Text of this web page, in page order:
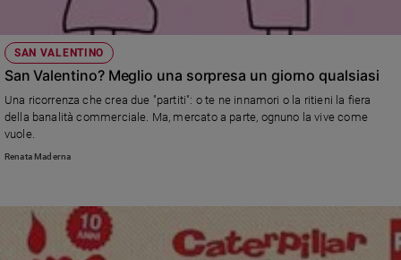
SAN VALENTINO
San Valentino? Meglio una sorpresa un giorno qualsiasi
Una ricorrenza che crea due "partiti": o te ne innamori o la ritieni la fiera
della banalità commerciale. Ma, mercato a parte, ognuno la vive come
vuole.
Renata Maderna